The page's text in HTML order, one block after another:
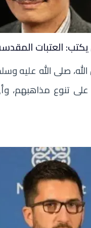
العتبات
صلى الله عليه
على تنوع